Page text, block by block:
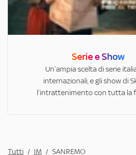
Serie e Show
Un’ampia scelta di serie
internazionali, e gli show di
l’intrattenimento con tutta la
Tutti / IM / SANREMO